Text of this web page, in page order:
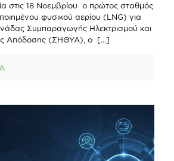
στις 18 Νοεμβρίου ο πρώτος σταθμός
φυσικού αερίου (LNG) για
Συμπαραγωγής Ηλεκτρισμού και
Απόδοσης (ΣΗΘΥΑ), o
[…]